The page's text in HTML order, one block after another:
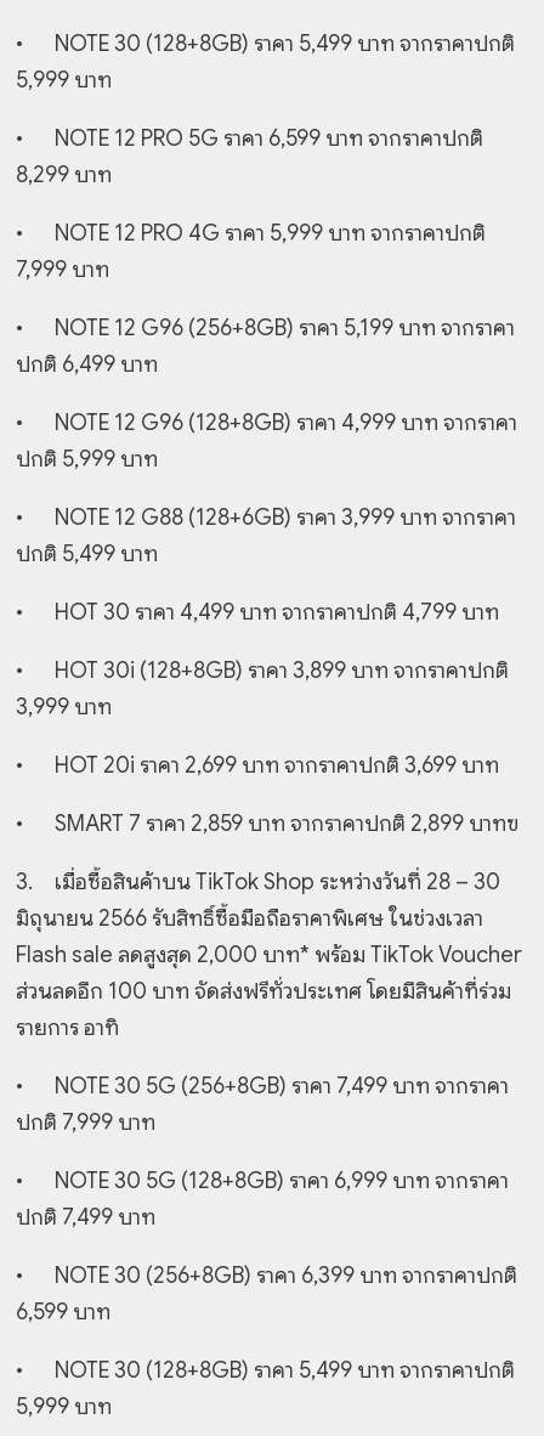
•
NOTE 30 (128+8GB) ราคา 5,499 บาท จากราคาปกติ
5,999 บาท
•
NOTE 12 PRO 5G ราคา 6,599 บาท จากราคาปกติ
8,299 บาท
•
NOTE 12 PRO 4G ราคา 5,999 บาท จากราคาปกติ
7,999 บาท
•
NOTE 12 G96 (256+8GB) ราคา 5,199 บาท จากราคา
ปกติ 6,499 บาท
•
NOTE 12 G96 (128+8GB) ราคา 4,999 บาท จากราคา
ปกติ 5,999 บาท
•
NOTE 12 G88 (128+6GB) ราคา 3,999 บาท จากราคา
ปกติ 5,499 บาท
• HOT 30 ราคา 4,499 บาท จากราคาปกติ 4,799 บาท
•
HOT 30i (128+8GB) ราคา 3,899 บาท จากราคาปกติ
3,999 บาท
• HOT 20i ราคา 2,699 บาท จากราคาปกติ 3,699 บาท
• SMART 7 ราคา 2,859 บาท จากราคาปกติ 2,899 บาทฃ
3.
เมื่อซื้อสินค้าบน TikTok Shop ระหว่างวันที่ 28 – 30
มิถุนายน 2566 รับสิทธิ์ซื้อมือถือราคาพิเศษ ในช่วงเวลา
Flash sale ลดสูงสุด 2,000 บาท* พร้อม TikTok Voucher
ส่วนลดอีก 100 บาท จัดส่งฟรีทั่วประเทศ โดยมีสินค้าที่ร่วม
รายการ อาทิ
•
NOTE 30 5G (256+8GB) ราคา 7,499 บาท จากราคา
ปกติ 7,999 บาท
•
NOTE 30 5G (128+8GB) ราคา 6,999 บาท จากราคา
ปกติ 7,499 บาท
•
NOTE 30 (256+8GB) ราคา 6,399 บาท จากราคาปกติ
6,599 บาท
•
NOTE 30 (128+8GB) ราคา 5,499 บาท จากราคาปกติ
5,999 บาท